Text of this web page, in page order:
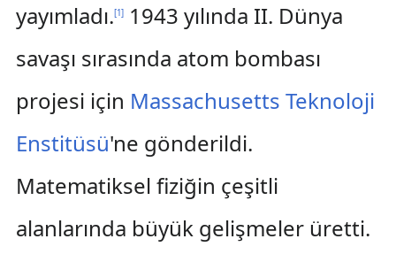
yayımladı.[1]1943 yılında II. Dünya
savaşı sırasında atom bombası
projesi için Massachusetts Teknoloji
Enstitüsü'ne gönderildi.
Matematiksel fiziğin çeşitli
alanlarında büyük gelişmeler üretti.